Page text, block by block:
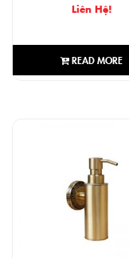
Liên Hệ!
READ MORE